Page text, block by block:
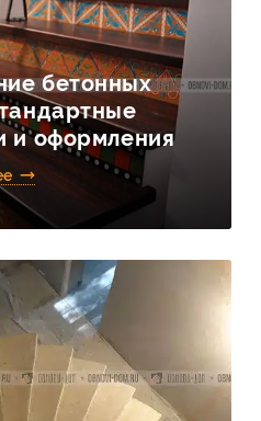
бетонных
и оформления